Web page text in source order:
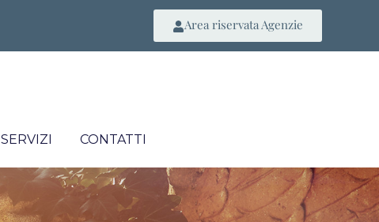
Area riservata Agenzie
SERVIZI CONTATTI